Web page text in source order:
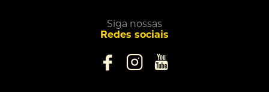
Siga nossas
Redes sociais